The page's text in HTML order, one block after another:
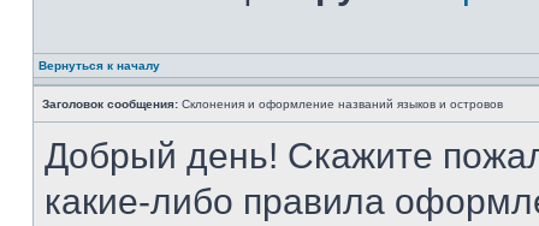
Вернуться к началу
Заголовок сообщения: Склонения и оформление названий языков и островов
Добрый день! Скажите
какие-либо правила